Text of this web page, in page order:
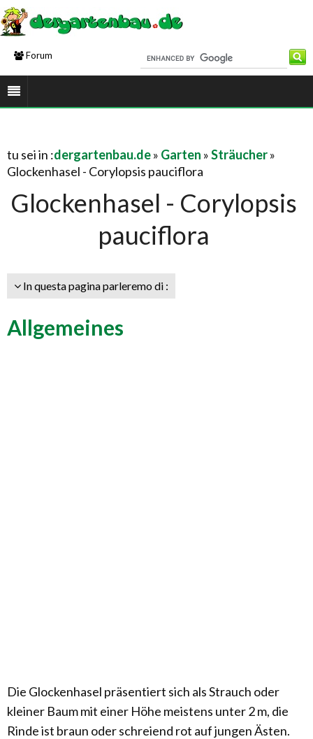
Forum
tu sei in :dergartenbau.de» Garten »Sträucher»
Glockenhasel - Corylopsis pauciflora
Glockenhasel - Corylopsis
pauciflora
In questa pagina parleremo di :
Allgemeines
Die Glockenhasel präsentiert sich als Strauch oder
kleiner Baum mit einer Höhe meistens unter 2 m, die
Rinde ist braun oder schreiend rot auf jungen Ästen.